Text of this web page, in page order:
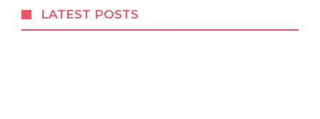
LATEST POSTS